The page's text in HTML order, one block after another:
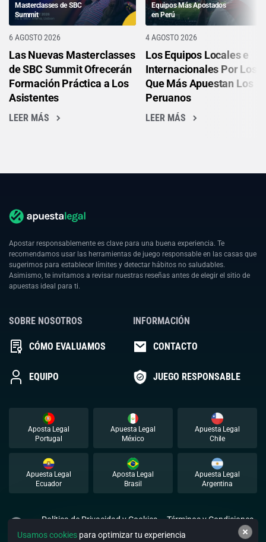
Masterclasses de SBC
Summit
6 AGOSTO 2026
Las Nuevas Masterclasses
de SBC Summit Ofrecerán
Formación Práctica a Los
Asistentes
LEER MÁS
Equipos Más Apostados
en Perú
4 AGOSTO 2026
Los Equipos Locales e
Internacionales Por Los
Que Más Apuestan Los
Peruanos
LEER MÁS
Apostar responsablemente es clave para una buena experiencia. Te
recomendamos usar las herramientas de juego responsable en las casas que
sugerimos para establecer límites y detectar hábitos no saludables.
Asimismo, te invitamos a revisar nuestras reseñas antes de elegir el sitio de
apuestas ideal para ti.
SOBRE NOSOTROS
CÓMO EVALUAMOS
EQUIPO
INFORMACIÓN
CONTACTO
JUEGO RESPONSABLE
Aposta Legal
Portugal
Apuesta Legal
México
Apuesta Legal
Chile
Apuesta Legal
Ecuador
Aposta Legal
Brasil
Apuesta Legal
Argentina
Política de Privacidad y Cookies
Términos y Condiciones
© 2026 Apuestalegal. Todos los derechos reservados.
Usamos cookies para optimizar tu experiencia